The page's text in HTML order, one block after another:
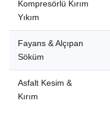
Kompresörlü Kırım
Yıkım
Fayans & Alçıpan
Söküm
Asfalt Kesim &
Kırım